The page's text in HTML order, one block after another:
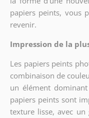
papiers peints, vous
revenir.
Impression de la
Les papiers peints
combinaison de
un élément
papiers peints sont
texture lisse, avec un